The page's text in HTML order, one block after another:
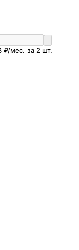
₽/мес. за 2 шт.